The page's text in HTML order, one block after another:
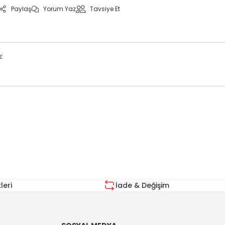
Paylaş Yorum Yaz Tavsiye Et
İade & Değişim